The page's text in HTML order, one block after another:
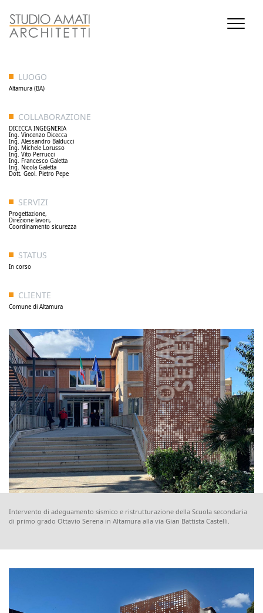
LUOGO
Altamura (BA)
COLLABORAZIONE
DICECCA INGEGNERIA
Ing. Vincenzo Dicecca
Ing. Alessandro Balducci
Ing. Michele Lorusso
Ing. Vito Perrucci
Ing. Francesco Galetta
Ing. Nicola Galetta
Dott. Geol. Pietro Pepe
SERVIZI
Progettazione,
Direzione lavori,
Coordinamento sicurezza
STATUS
In corso
CLIENTE
Comune di Altamura
Intervento di adeguamento sismico e ristrutturazione della Scuola secondaria
di primo grado Ottavio Serena in Altamura alla via Gian Battista Castelli.